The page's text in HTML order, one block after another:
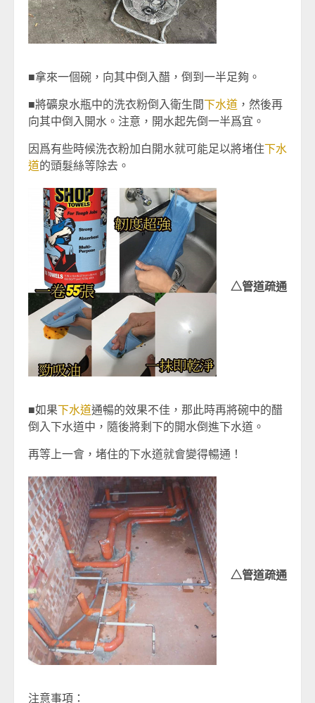
■拿來一個碗，向其中倒入醋，倒到一半足夠。
■將礦泉水瓶中的洗衣粉倒入衛生間下水道 ，然後再
向其中倒入開水。注意，開水起先倒一半爲宜。
因爲有些時候洗衣粉加白開水就可能足以將堵住下水
道的頭髮絲等除去。
△管道疏通
■如果下水道通暢的效果不佳，那此時再將碗中的醋
倒入下水道中，隨後將剩下的開水倒進下水道。
再等上一會，堵住的下水道就會變得暢通！
△管道疏通
注意事項：